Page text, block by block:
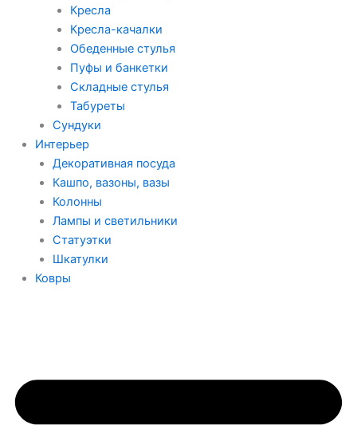
Кресла
Кресла-качалки
Обеденные стулья
Пуфы и банкетки
Складные стулья
Табуреты
Сундуки
Интерьер
Декоративная посуда
Кашпо, вазоны, вазы
Колонны
Лампы и светильники
Статуэтки
Шкатулки
Ковры